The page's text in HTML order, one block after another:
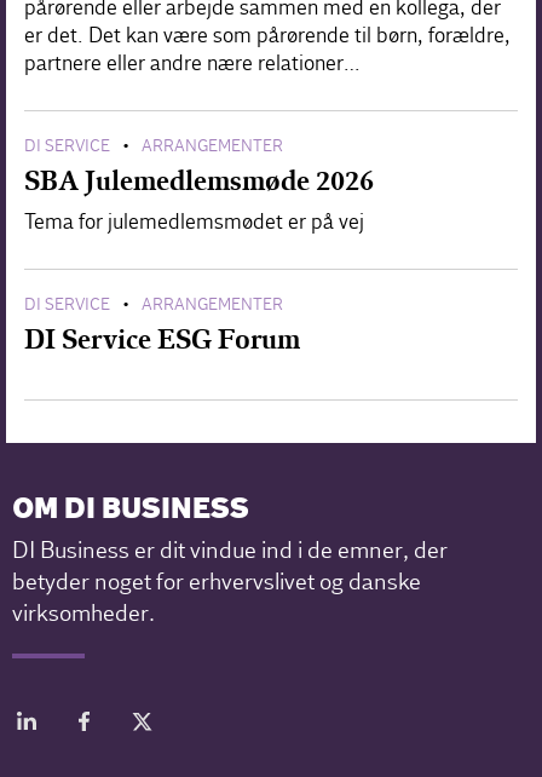
pårørende eller arbejde sammen med en kollega, der
er det. Det kan være som pårørende til børn, forældre,
partnere eller andre nære relationer…
DI SERVICE • ARRANGEMENTER
SBA Julemedlemsmøde 2026
Tema for julemedlemsmødet er på vej
DI SERVICE • ARRANGEMENTER
DI Service ESG Forum
OM DI BUSINESS
DI Business er dit vindue ind i de emner, der
betyder noget for erhvervslivet og danske
virksomheder.